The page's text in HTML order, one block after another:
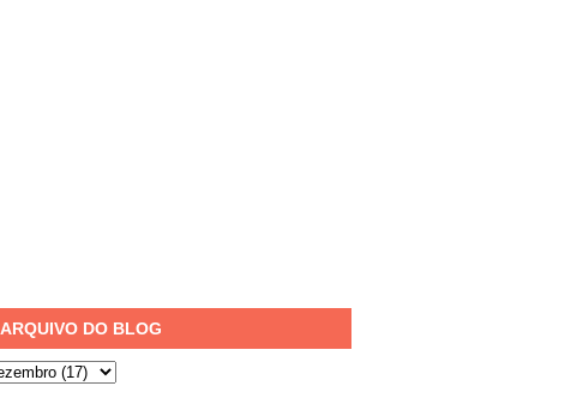
ARQUIVO DO BLOG